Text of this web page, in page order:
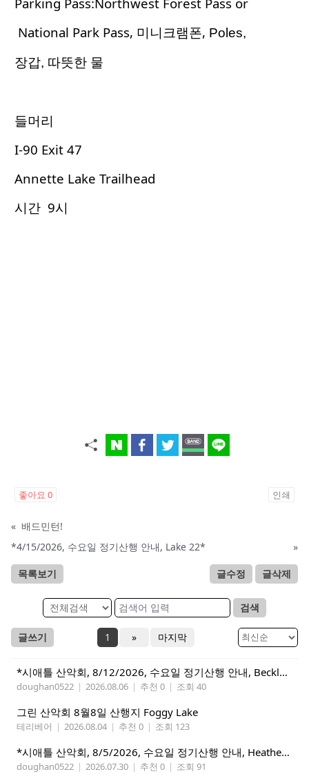
National Park Pass, 미니크램폰, Poles,
장갑, 따뜻한 물
들머리
I-90 Exit 47
Annette Lake Trailhead
시간 9시
좋아요 0 인쇄
« 배드민턴!
*4/15/2026, 수요일 정기산행 안내, Lake 22*
»
목록보기 글수정 글삭제
검색
글쓰기 1 » 마지막
*시애틀 산악회, 8/12/2026, 수요일 정기산행 안내, Beckler Peak*
doughan0522 | 2026.08.06 | 추천 0 | 조회 40
그린 산악회 8월8일 산행지 Foggy Lake
테리베어 | 2026.08.04 | 추천 0 | 조회 123
*시애틀 산악회, 8/5/2026, 수요일 정기산행 안내, Heather Lake*
doughan0522 | 2026.07.30 | 추천 0 | 조회 91